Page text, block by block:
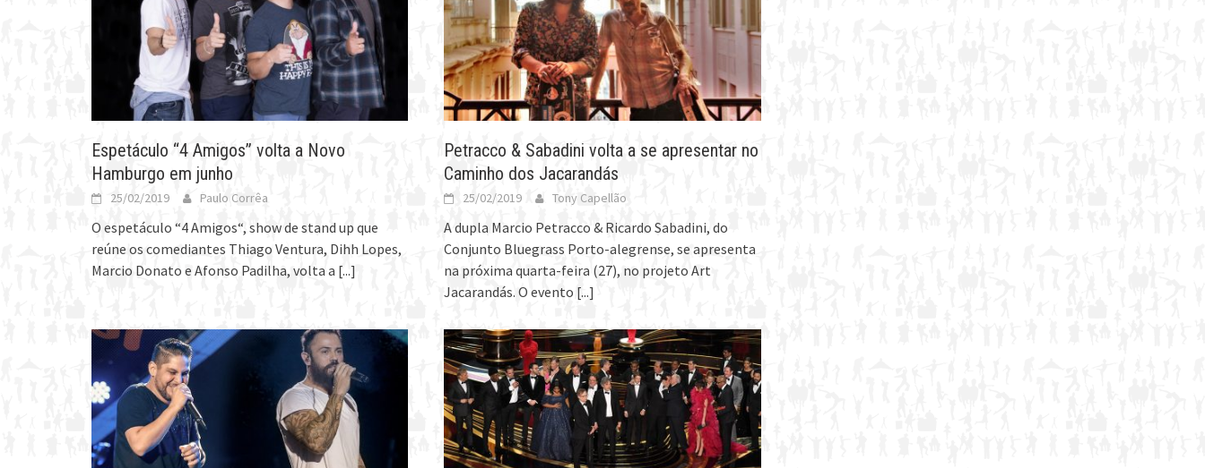
Espetáculo “4 Amigos” volta a Novo
Hamburgo em junho
25/02/2019 Paulo Corrêa
O espetáculo “4 Amigos“, show de stand up que
reúne os comediantes Thiago Ventura, Dihh Lopes,
Marcio Donato e Afonso Padilha, volta a [...]
Petracco & Sabadini volta a se apresentar no
Caminho dos Jacarandás
25/02/2019 Tony Capellão
A dupla Marcio Petracco & Ricardo Sabadini, do
Conjunto Bluegrass Porto-alegrense, se apresenta
na próxima quarta-feira (27), no projeto Art
Jacarandás. O evento [...]